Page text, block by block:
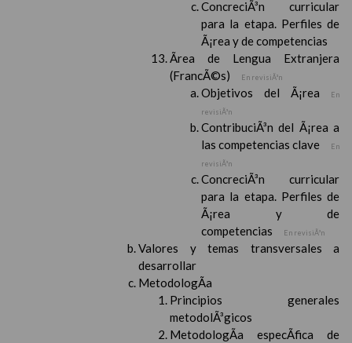
ConcreciÃ³n curricular
para la etapa. Perfiles de
Ã¡rea y de competencias
Ãrea de Lengua Extranjera
(FrancÃ©s)
En revisiÃ³n
Objetivos del Ã¡rea
En
revisiÃ³n
ContribuciÃ³n del Ã¡rea a
las competencias clave
En
revisiÃ³n
ConcreciÃ³n curricular
para la etapa. Perfiles de
Ã¡rea y de
competencias
En revisiÃ³n
Valores y temas transversales a
desarrollar
MetodologÃ­a
Principios generales
metodolÃ³gicos
MetodologÃ­a especÃ­fica de